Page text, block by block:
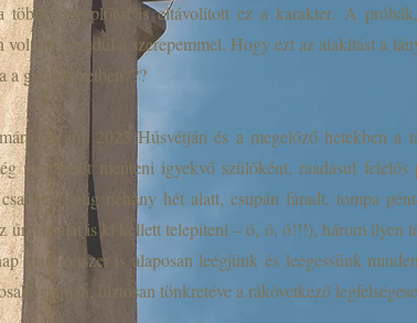
szereplőtől is eltávolított ez a karakter. A
voltam egyedül a szerepemmel. Hogy ezt az alakítást a
a gyülekezetben???
ami 2023 Húsvétján és a megelőző hetekben a
menthetőt menteni igyekvő szülőként, ráadásul
alig néhány hét alatt, csupán fáradt, tompa
úr asztalát is ki kellett telepíteni – ó, ó, ó!!!), három ilyen
alatt kétszer is alaposan leégjünk és leégessünk
napján, biztosan tönkretéve a rákövetkező